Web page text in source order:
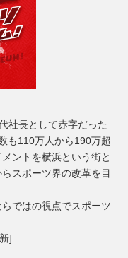
社長として赤字だった
も110万人から190万超
ントを横浜という街と
スポーツ界の改革を目
ではの視点でスポーツ
]